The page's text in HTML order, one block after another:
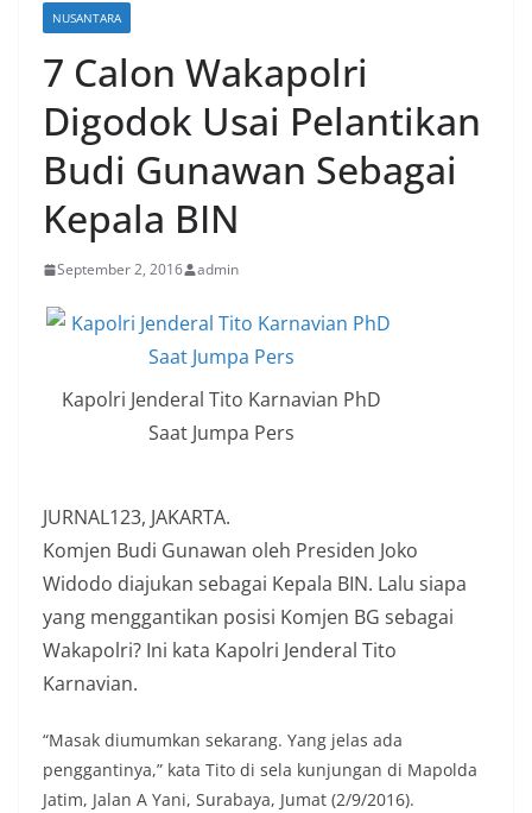
NUSANTARA
7 Calon Wakapolri
Digodok Usai Pelantikan
Budi Gunawan Sebagai
Kepala BIN
September 2, 2016 admin
Kapolri Jenderal Tito Karnavian PhD
Saat Jumpa Pers
JURNAL123, JAKARTA.
Komjen Budi Gunawan oleh Presiden Joko
Widodo diajukan sebagai Kepala BIN. Lalu siapa
yang menggantikan posisi Komjen BG sebagai
Wakapolri? Ini kata Kapolri Jenderal Tito
Karnavian.
“Masak diumumkan sekarang. Yang jelas ada
penggantinya,” kata Tito di sela kunjungan di Mapolda
Jatim, Jalan A Yani, Surabaya, Jumat (2/9/2016).